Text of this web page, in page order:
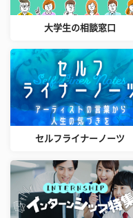
大学生の相談窓口
セルフライナーノーツ